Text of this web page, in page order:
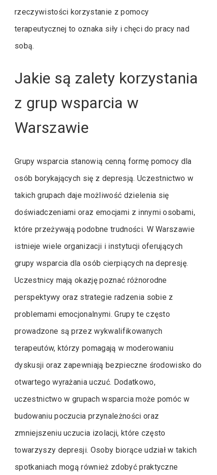
rzeczywistości korzystanie z pomocy
terapeutycznej to oznaka siły i chęci do pracy nad
sobą.
Jakie są zalety korzystania
z grup wsparcia w
Warszawie
Grupy wsparcia stanowią cenną formę pomocy dla
osób borykających się z depresją. Uczestnictwo w
takich grupach daje możliwość dzielenia się
doświadczeniami oraz emocjami z innymi osobami,
które przeżywają podobne trudności. W Warszawie
istnieje wiele organizacji i instytucji oferujących
grupy wsparcia dla osób cierpiących na depresję.
Uczestnicy mają okazję poznać różnorodne
perspektywy oraz strategie radzenia sobie z
problemami emocjonalnymi. Grupy te często
prowadzone są przez wykwalifikowanych
terapeutów, którzy pomagają w moderowaniu
dyskusji oraz zapewniają bezpieczne środowisko do
otwartego wyrażania uczuć. Dodatkowo,
uczestnictwo w grupach wsparcia może pomóc w
budowaniu poczucia przynależności oraz
zmniejszeniu uczucia izolacji, które często
towarzyszy depresji. Osoby biorące udział w takich
spotkaniach mogą również zdobyć praktyczne